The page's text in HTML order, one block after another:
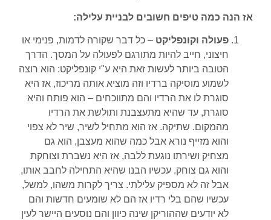
אז הנה כמה טיפים חשובים לבניית עלילה:
פעולה וקונפליקט – כל דבר שקורה לדמות, פנימי או
חיצוני, חייב להיות מתורגם לפעולה על המסך. הדרך
הטובה ביותר לעשות זאת היא ע"י קונפליקט: הוא רוצה
לשמוע מוסיקה ברדיו וזה מוציא אותה מריכוז, אז היא
סוגרת לו את הרדיו והם מתווכחים – הוא פותח והיא
סוגרת, עד שהיא מתעצבנת ותולשת את הרדיו
מהמקום. שתיקה. אז הוא מתחיל לשיר, שיר לא צפוי
והוא מזייף נורא אבל כמה שהוא מעצבן, הוא גם
מצחיק ושירתו נוגעת ללבה, אז היא נשברת וצוחקת
והוא גם צוחק. עכשיו הבנו שהיא התחילה לחבב אותו,
אבל זה לא מספיק עלילתי. צריך לקרות משהו, למשל,
עכשיו שהם בלי רדיו אז הם לא שומעים חדשות והם
לא יודעים שההוריקן שינה כיוון והם נוסעים היישר לעין